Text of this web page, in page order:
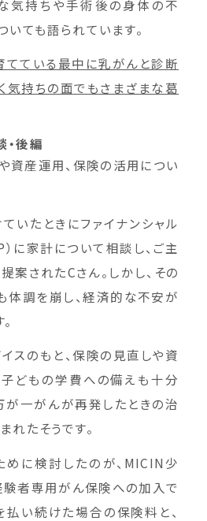
気持ちや手術後の身体の不
いても語られています。
ている最中に乳がんと診断
気持ちの面でもさまざまな葛
・後編
資産運用、保険の活用につい
いたときにファイナンシャル
）に家計について相談し、ご主
案されたCさん。しかし、その
体調を崩し、経済的な不安が
スのもと、保険の見直しや資
どもの学費への備えも十分
が一がんが再発したときの治
れたそうです。
に検討したのが、MICIN少
者専用がん保険への加入で
払い続けた場合の保険料と、